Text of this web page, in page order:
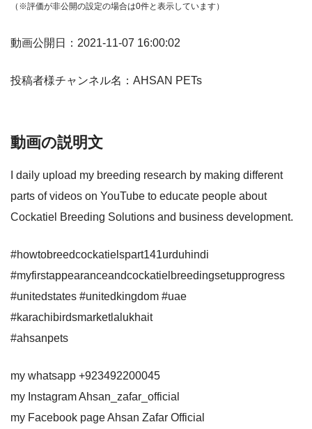
（※評価が非公開の設定の場合は0件と表示しています）
動画公開日：2021-11-07 16:00:02
投稿者様チャンネル名：AHSAN PETs
動画の説明文
I daily upload my breeding research by making different
parts of videos on YouTube to educate people about
Cockatiel Breeding Solutions and business development.
#howtobreedcockatielspart141urduhindi
#myfirstappearanceandcockatielbreedingsetupprogress
#unitedstates #unitedkingdom #uae
#karachibirdsmarketlalukhait
#ahsanpets
my whatsapp +923492200045
my Instagram Ahsan_zafar_official
my Facebook page Ahsan Zafar Official